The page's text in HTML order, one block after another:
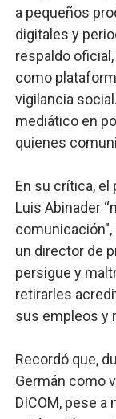
a pequeños
digitales y
respaldo
como
vigilancia
mediático en
quienes
En su crítica,
Luis Abinader
un director de
persigue y
retirarles
sus empleos y
Recordó que,
Germán como
DICOM, pese